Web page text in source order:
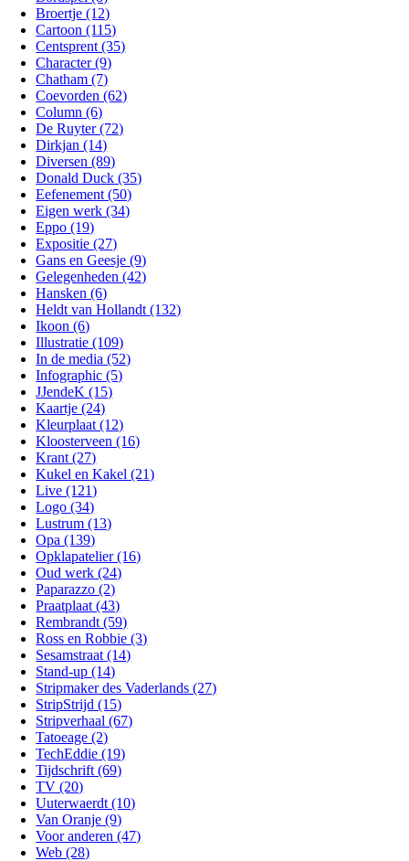
Broertje (12)
Cartoon (115)
Centsprent (35)
Character (9)
Chatham (7)
Coevorden (62)
Column (6)
De Ruyter (72)
Dirkjan (14)
Diversen (89)
Donald Duck (35)
Eefenement (50)
Eigen werk (34)
Eppo (19)
Expositie (27)
Gans en Geesje (9)
Gelegenheden (42)
Hansken (6)
Heldt van Hollandt (132)
Ikoon (6)
Illustratie (109)
In de media (52)
Infographic (5)
JJendeK (15)
Kaartje (24)
Kleurplaat (12)
Kloosterveen (16)
Krant (27)
Kukel en Kakel (21)
Live (121)
Logo (34)
Lustrum (13)
Opa (139)
Opklapatelier (16)
Oud werk (24)
Paparazzo (2)
Praatplaat (43)
Rembrandt (59)
Ross en Robbie (3)
Sesamstraat (14)
Stand-up (14)
Stripmaker des Vaderlands (27)
StripStrijd (15)
Stripverhaal (67)
Tatoeage (2)
TechEddie (19)
Tijdschrift (69)
TV (20)
Uuterwaerdt (10)
Van Oranje (9)
Voor anderen (47)
Web (28)